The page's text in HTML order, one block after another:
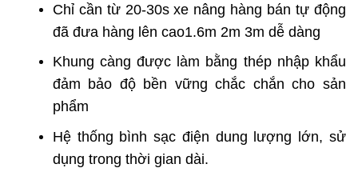
Chỉ cần từ 20-30s xe nâng hàng bán tự động
đã đưa hàng lên cao1.6m 2m 3m dễ dàng
Khung càng được làm bằng thép nhập khẩu
đảm bảo độ bền vững chắc chắn cho sản
phẩm
Hệ thống bình sạc điện dung lượng lớn, sử
dụng trong thời gian dài.